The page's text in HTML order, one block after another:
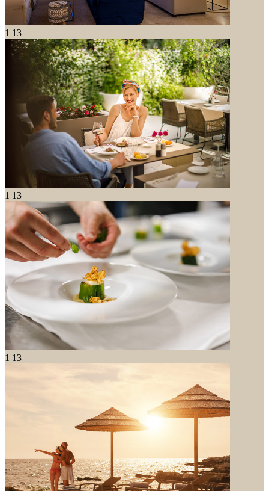
1 13
1 13
1 13